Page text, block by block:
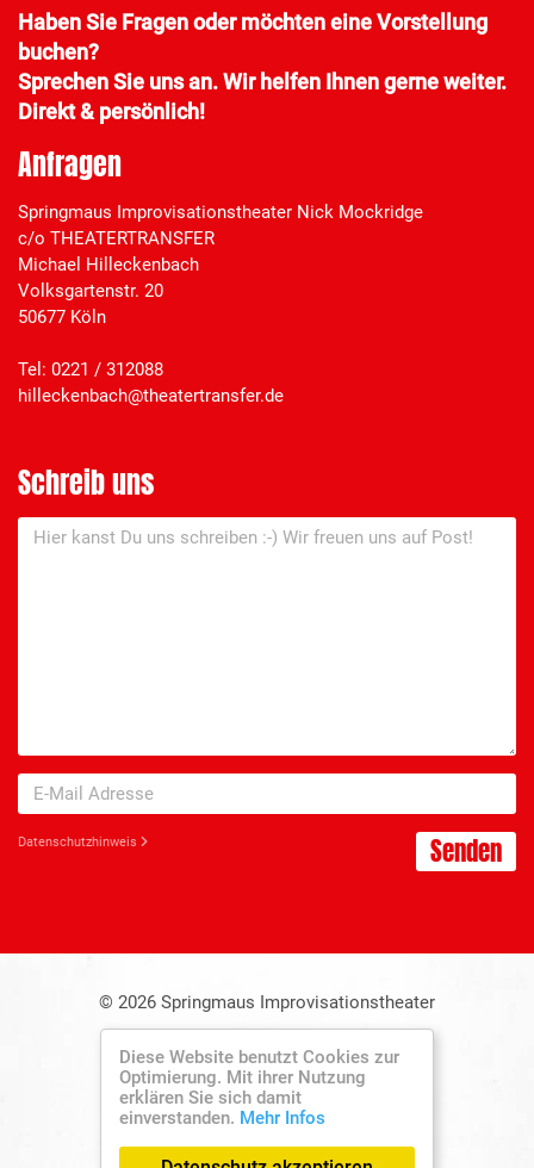
Haben Sie Fragen oder möchten eine Vorstellung
buchen?
Sprechen Sie uns an. Wir helfen Ihnen gerne weiter.
Direkt & persönlich!
Anfragen
Springmaus Improvisationstheater Nick Mockridge
c/o THEATERTRANSFER
Michael Hilleckenbach
Volksgartenstr. 20
50677 Köln
Tel: 0221 / 312088
hilleckenbach@theatertransfer.de
Schreib uns
Datenschutzhinweis Senden
© 2026 Springmaus Improvisationstheater
Datenschutz
Impressum
Diese Website benutzt Cookies zur
Optimierung. Mit ihrer Nutzung
erklären Sie sich damit
einverstanden. Mehr Infos